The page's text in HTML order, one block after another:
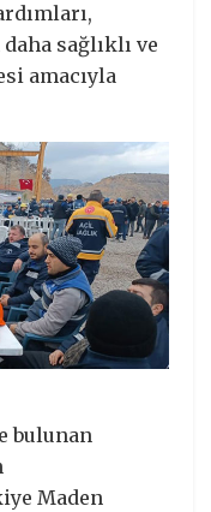
sağlıklı ve
amacıyla
bulunan
Maden